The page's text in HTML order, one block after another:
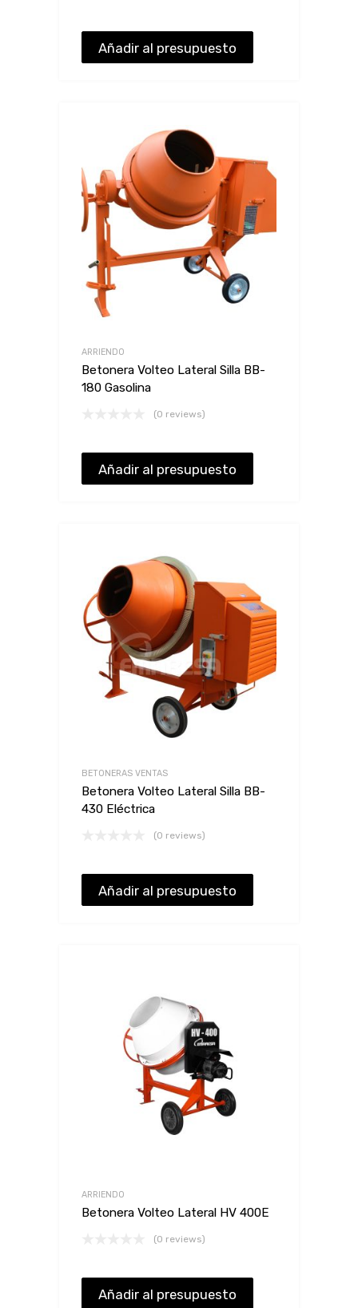
Añadir al presupuesto
ARRIENDO
Betonera Volteo Lateral Silla BB-
180 Gasolina
(0 reviews)
Añadir al presupuesto
BETONERAS VENTAS
Betonera Volteo Lateral Silla BB-
430 Eléctrica
(0 reviews)
Añadir al presupuesto
ARRIENDO
Betonera Volteo Lateral HV 400E
(0 reviews)
Añadir al presupuesto